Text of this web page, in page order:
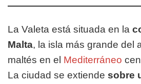
La Valeta está situada en la
Malta, la isla más grande del
maltés en el Mediterráneo
La ciudad se extiende sobre